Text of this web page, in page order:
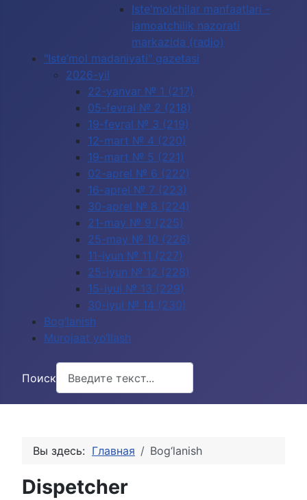
Iste'molchilar manfaatlari -
jamoatchilik nazorati
markazida (radio)
"Iste’mol madaniyati" gazetasi
2026-yil
22-yanvar № 1 (217)
05-fevral № 2 (218)
19-fevral № 3 (219)
12-mart № 4 (220)
19-mart № 5 (221)
02-aprel № 6 (222)
16-aprel № 7 (223)
30-aprel № 8 (224)
21-may № 9 (225)
25-may № 10 (226)
11-iyun № 11 (227)
25-iyun № 12 (228)
15-iyul № 13 (229)
30-iyul № 14 (230)
Bog‘lanish
Murojaat yo‘llash
Поиск
Вы здесь: Главная Bog‘lanish
Dispetcher